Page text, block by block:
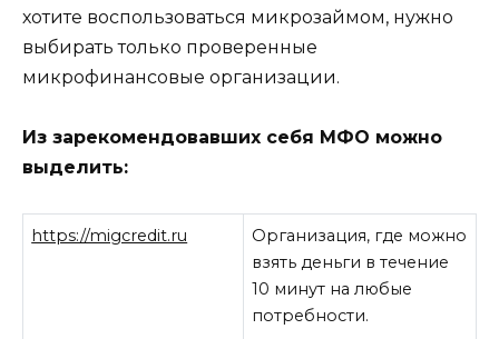
хотите воспользоваться микрозаймом, нужно
выбирать только проверенные
микрофинансовые организации.
Из зарекомендовавших себя МФО можно
выделить:
https://migcredit.ru
Организация, где можно
взять деньги в течение
10 минут на любые
потребности.